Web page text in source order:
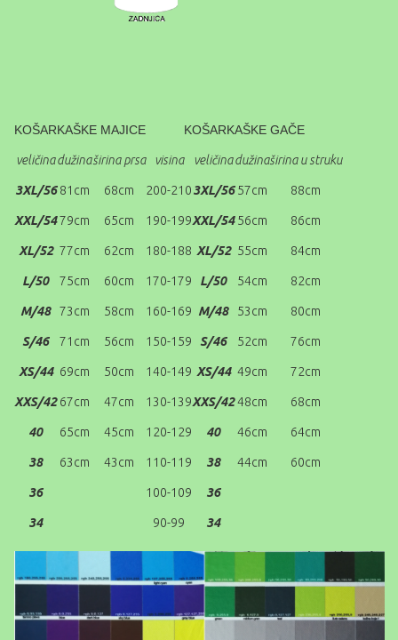
KOŠARKAŠKE MAJICE KOŠARKAŠKE GAČE
veličinadužinaširinaprsa visina veličinadužinaširina u struku
3XL/56 81cm 68cm 200-2103XL/56 57cm 88cm
XXL/5479cm 65cm 190-199XXL/54 56cm 86cm
XL/52 77cm 62cm 180-188 XL/52 55cm 84cm
L/50 75cm 60cm 170-179 L/50 54cm 82cm
M/48 73cm 58cm 160-169 M/48 53cm 80cm
S/46 71cm 56cm 150-159 S/46 52cm 76cm
XS/44 69cm 50cm 140-149 XS/44 49cm 72cm
XXS/42 67cm 47cm 130-139XXS/4248cm 68cm
40 65cm 45cm 120-129 40 46cm 64cm
38 63cm 43cm 110-119 38 44cm 60cm
36 100-109 36
34 90-99 34